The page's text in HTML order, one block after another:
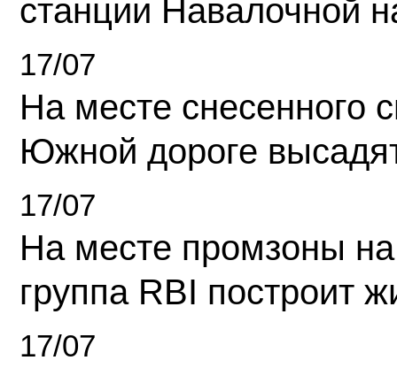
станции Навалочной
17/07
На месте снесенного
Южной дороге
17/07
На месте промзоны
группа RBI построит
17/07